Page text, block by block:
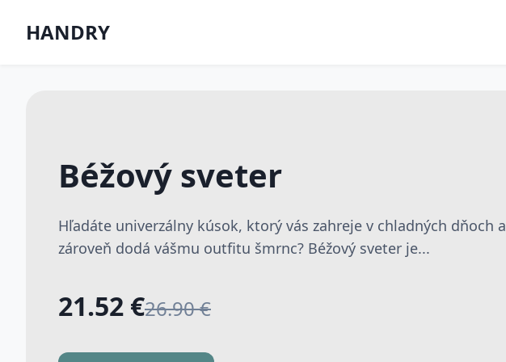
HANDRY
Béžový sveter
Hľadáte univerzálny kúsok, ktorý vás zahreje v chladných dňoch a
zároveň dodá vášmu outfitu šmrnc? Béžový sveter je...
21.52 €26.90 €